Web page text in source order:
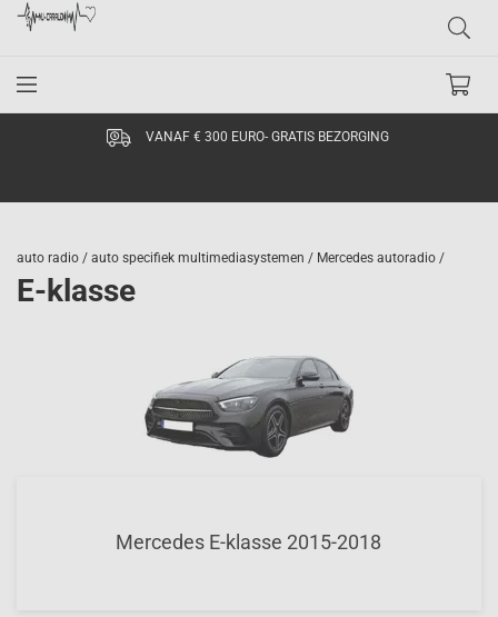
VANAF € 300 EURO- GRATIS BEZORGING
auto radio / auto specifiek multimediasystemen / Mercedes autoradio /
E-klasse
Mercedes E-klasse 2015-2018